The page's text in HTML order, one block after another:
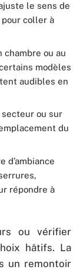
le sens de
coller à
chambre ou au
modèles
audibles en
ou sur
du
d’ambiance
répondre à
ou vérifier
hâtifs. La
un remontoir